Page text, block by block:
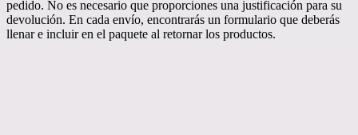
pedido. No es necesario que proporciones una justificación para su
devolución. En cada envío, encontrarás un formulario que deberás
llenar e incluir en el paquete al retornar los productos.